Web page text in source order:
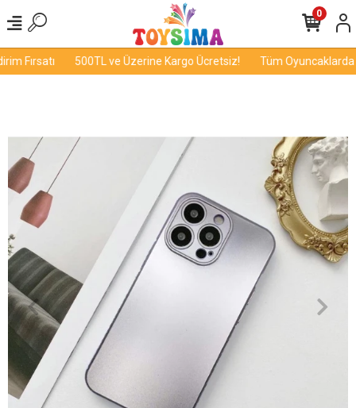
Fırsatı 500TL ve Üzerine Kargo Ücretsiz! Tüm Oyuncaklarda
0